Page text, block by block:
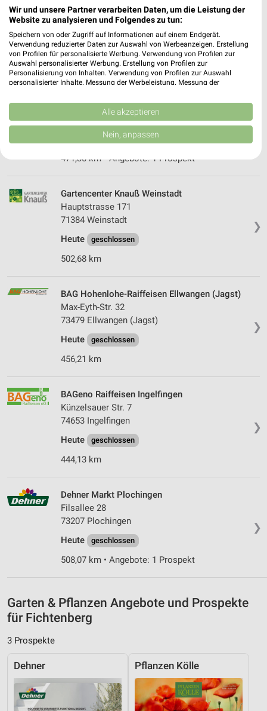
Stuttgarter Str. 105
73054 Eislingen
Heute
geschlossen
499,23 km • Angebote: 1 Prospekt
❯
Wilhelm-Merz-Str. 35
73431 Aalen
geschlossen
471,30 km • Angebote: 1 Prospekt
❯
Gartencenter Knauß Weinstadt
Hauptstrasse 171
71384 Weinstadt
Heute
geschlossen
502,68 km
❯
BAG Hohenlohe-Raiffeisen Ellwangen (Jagst)
Max-Eyth-Str. 32
73479 Ellwangen (Jagst)
Heute
geschlossen
456,21 km
❯
BAGeno Raiffeisen Ingelfingen
Künzelsauer Str. 7
74653 Ingelfingen
Heute
geschlossen
444,13 km
❯
Dehner Markt Plochingen
Filsallee 28
73207 Plochingen
Heute
geschlossen
508,07 km • Angebote: 1 Prospekt
Garten & Pflanzen Angebote und Prospekte
für Fichtenberg
3 Prospekte
Dehner Pflanzen Kölle
Wir und unsere Partner verarbeiten Daten, um die Leistung der
Website zu analysieren und Folgendes zu tun:
Speichern von oder Zugriff auf Informationen auf einem Endgerät.
Verwendung reduzierter Daten zur Auswahl von Werbeanzeigen. Erstellung
von Profilen für personalisierte Werbung. Verwendung von Profilen zur
Auswahl personalisierter Werbung. Erstellung von Profilen zur
Personalisierung von Inhalten. Verwendung von Profilen zur Auswahl
personalisierter Inhalte. Messung der Werbeleistung. Messung der
Kombinationen von Daten aus verschiedenen Quellen. Entwicklung und
Verbesserung der Angebote. Verwendung reduzierter Daten zur Auswahl
von Inhalten.
Daten können außerhalb der Europäischen Union weitergegeben und in die
Website/App.
Wir nutzen Ihre Daten für folgende Zwecke:
IAB-Verarbeitungszwecke:
Speichern von oder Zugriff auf Informationen
auf einem Endgerät
Verwendung reduzierter Daten zur Auswahl von
Erstellung von Profilen für personalisierte
personalisierter Werbung
Erstellung von Profilen zur Personalisierung
Verwendung von Profilen zur Auswahl
personalisierter Inhalte
Messung der Werbeleistung
Messung der Performance von Inhalten
Kombinationen von Daten aus verschiedenen
Quellen
Entwicklung und Verbesserung der Angebote
Verwendung genauer Standortdaten
Geräte anhand von aktiv angeforderten
Informationen identifizieren
Performance
Alle akzeptieren
Nein, anpassen